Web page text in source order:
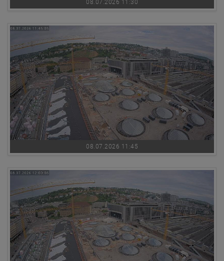
08.07.2026 11:30
08.07.2026 11:45